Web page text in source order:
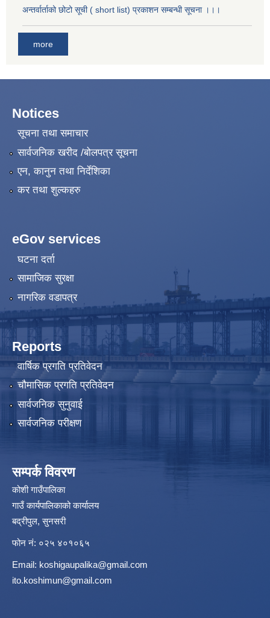
अन्तर्वार्ताको छोटो सूची ( short list) प्रकाशन सम्बन्धी सूचना ।।।
more
Notices
सूचना तथा समाचार
सार्वजनिक खरीद /बोलपत्र सूचना
एन, कानुन तथा निर्देशिका
कर तथा शुल्कहरु
eGov services
घटना दर्ता
सामाजिक सुरक्षा
नागरिक वडापत्र
Reports
वार्षिक प्रगति प्रतिवेदन
चौमासिक प्रगति प्रतिवेदन
सार्वजनिक सुनुवाई
सार्वजनिक परीक्षण
सम्पर्क विवरण
कोशी गाउँपालिका
गाउँ कार्यपालिकाको कार्यालय
बद्रीपुल, सुनसरी
फोन नं: ०२५ ४०१०६५
Email: koshigaupalika@gmail.com
ito.koshimun@gmail.com